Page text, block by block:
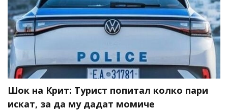
Шок на Крит: Турист попитал колко пари
искат, за да му дадат момиче